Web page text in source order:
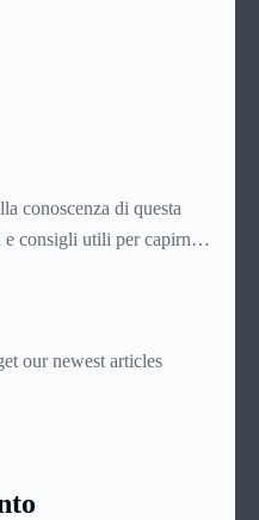
una sofisticata procedura
digeribili dal delicato
non oltre i dieci mesi di
importante per le mamme
conoscenza di questa
consigli utili per capirne
e intervenire per
our newest articles